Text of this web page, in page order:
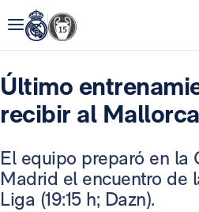
Último
recibir al Mallorca
El equipo preparó en la
Madrid el encuentro de
Liga (19:15 h; Dazn).